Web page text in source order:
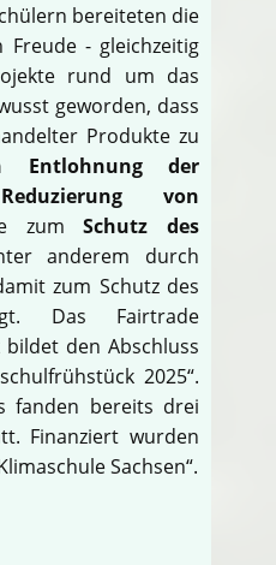
bereiteten die
Freude - gleichzeitig
rund um das
geworden, dass
Produkte zu
Entlohnung der
Reduzierung von
zumSchutz des
anderem durch
zum Schutz des
Das Fairtrade
den Abschluss
2025“.
fanden bereits drei
Finanziert wurden
Sachsen“.